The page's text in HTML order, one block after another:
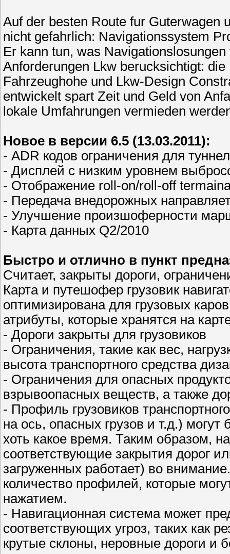
Auf der besten Route fur Guterwagen
nicht gefahrlich: Navigationssystem
Er kann tun, was
Anforderungen Lkw berucksichtigt:
Fahrzeughohe und Lkw-Design
entwickelt spart Zeit und Geld von
lokale Umfahrungen vermieden
Новое в версии 6.5 (13.03.2011):
- ADR кодов ограничения для
- Дисплей с низким уровнем
- Отображение roll-on/roll-off
- Передача внедорожных
- Улучшение произшоферности
- Карта данных Q2/2010
Быстро и отлично в пункт
Считает, закрыты дороги,
Карта и путешофер грузовик
оптимизирована для грузовых
атрибуты, которые хранятся на
- Дороги закрыты для грузовиков
- Ограничения, такие как вес,
высота транспортного средства
- Ограничения для опасных
взрывоопасных веществ, а также
- Профиль грузовиков
на ось, опасных грузов и т.д.)
хоть какое время. Таким образом,
соответствующие закрытия дорог
загруженных работает) во
количество профилей, которые
нажатием.
- Навигационная система может
соответствующих угроз, таких как
крутые склоны, неровные дороги и